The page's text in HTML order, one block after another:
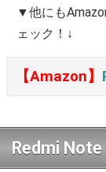
▼他にも
ェック！↓
【Amazon】
Redmi